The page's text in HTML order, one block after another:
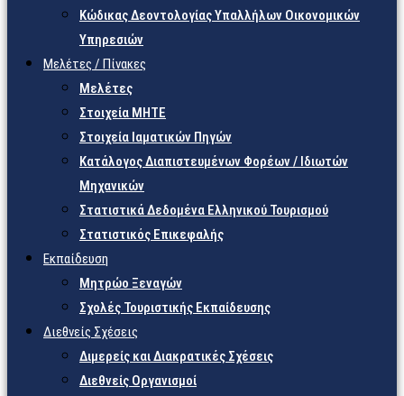
Κώδικας Δεοντολογίας Υπαλλήλων Οικονομικών
Υπηρεσιών
Μελέτες / Πίνακες
Μελέτες
Στοιχεία ΜΗΤΕ
Στοιχεία Ιαματικών Πηγών
Κατάλογος Διαπιστευμένων Φορέων / Ιδιωτών
Μηχανικών
Στατιστικά Δεδομένα Ελληνικού Τουρισμού
Στατιστικός Επικεφαλής
Εκπαίδευση
Μητρώο Ξεναγών
Σχολές Τουριστικής Εκπαίδευσης
Διεθνείς Σχέσεις
Διμερείς και Διακρατικές Σχέσεις
Διεθνείς Οργανισμοί